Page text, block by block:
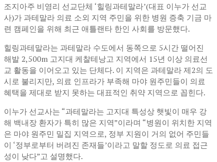
조지아주 비영리 선교단체 ‘힐링과테말라’(대표 이누가 선교
사)가 과테말라 의료 소외 지역 주민을 위한 병원 증축 기금 마
련 캠페인을 위해 최근 애틀랜타 한인 사회를 방문했다.
힐링과테말라는 과테말라 수도에서 동쪽으로 5시간 떨어진
해발 2,500m 고지대 케찰테낭고 지역에서 15년 이상 의료선
교 활동을 이어오고 있는 단체다. 이 지역은 과테말라 제2의 도
시로 불리지만, 의료 인프라가 부족해 마야 원주민들이 의료
혜택을 제대로 받지 못하는 대표적인 취약 지역으로 꼽힌다.
이누가 선교사는 “과테말라는 고지대 특성상 햇빛이 매우 강
해 백내장 환자가 특히 많은 지역”이라며 “병원이 위치한 지역
은 마야 원주민 밀집 지역으로, 정부 지원이 거의 없어 주민들
이 ‘정부로부터 버려진 존재들’이라고 말할 정도로 의료 접근
성이 낮다”고 설명했다.